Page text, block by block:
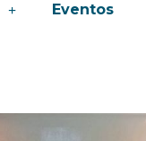
Eventos